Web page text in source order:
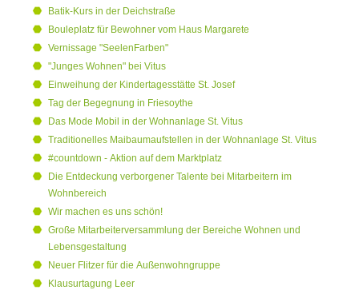
Batik-Kurs in der Deichstraße
Bouleplatz für Bewohner vom Haus Margarete
Vernissage "SeelenFarben"
"Junges Wohnen" bei Vitus
Einweihung der Kindertagesstätte St. Josef
Tag der Begegnung in Friesoythe
Das Mode Mobil in der Wohnanlage St. Vitus
Traditionelles Maibaumaufstellen in der Wohnanlage St. Vitus
#countdown - Aktion auf dem Marktplatz
Die Entdeckung verborgener Talente bei Mitarbeitern im
Wohnbereich
Wir machen es uns schön!
Große Mitarbeiterversammlung der Bereiche Wohnen und
Lebensgestaltung
Neuer Flitzer für die Außenwohngruppe
Klausurtagung Leer